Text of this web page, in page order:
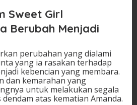
Sweet Girl
Berubah Menjadi
perubahan yang dialami
yang ia rasakan terhadap
kebencian yang membara.
dan kemarahan yang
untuk melakukan segala
atas kematian Amanda.